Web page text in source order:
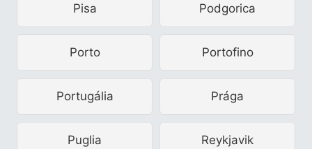
Pisa Podgorica
Porto Portofino
Portugália Prága
Puglia Reykjavik